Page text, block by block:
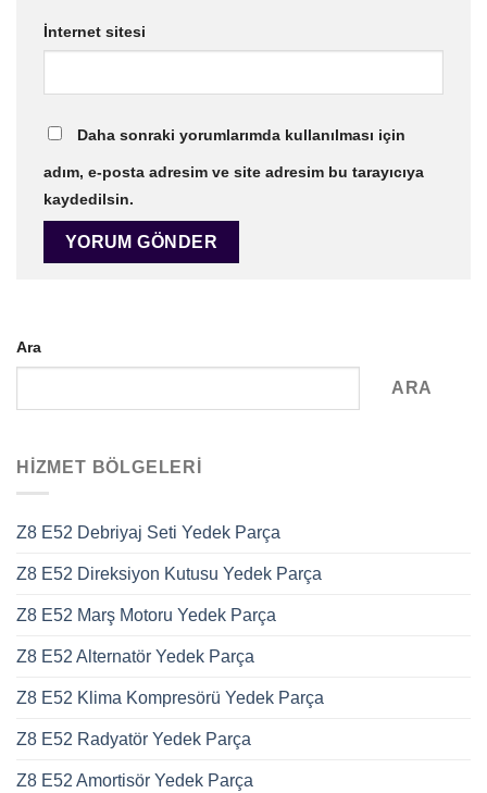
İnternet sitesi
Daha sonraki yorumlarımda kullanılması için
adım, e-posta adresim ve site adresim bu tarayıcıya
kaydedilsin.
Ara
ARA
HIZMET BÖLGELERI
Z8 E52 Debriyaj Seti Yedek Parça
Z8 E52 Direksiyon Kutusu Yedek Parça
Z8 E52 Marş Motoru Yedek Parça
Z8 E52 Alternatör Yedek Parça
Z8 E52 Klima Kompresörü Yedek Parça
Z8 E52 Radyatör Yedek Parça
Z8 E52 Amortisör Yedek Parça